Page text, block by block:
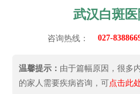
武汉白斑
咨询热线： 027-
温馨提示： 由于篇幅原因，很多
的家人需要疾病咨询，可点击此